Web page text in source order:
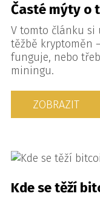
Časté mýty o
V tomto článku si
těžbě kryptoměn
funguje, nebo
miningu.
ZOBRAZIT
Kde se těží